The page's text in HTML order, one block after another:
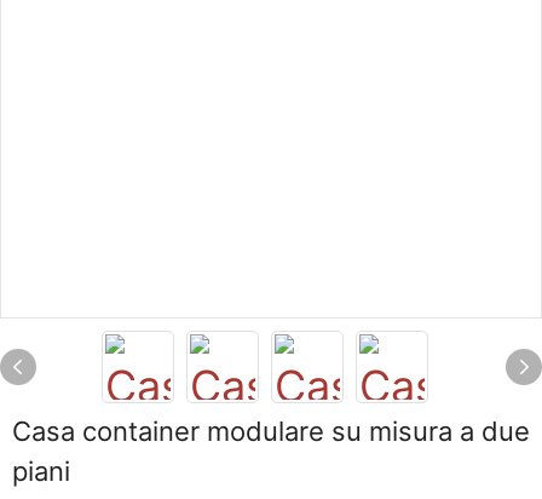
Casa container modulare su misura a due
piani